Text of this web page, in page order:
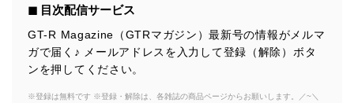
◼︎ 目次配信サービス
GT-R Magazine（GTRマガジン）最新号の情報がメルマ
ガで届く♪ メールアドレスを入力して登録（解除）ボタ
ンを押してください。
※登録は無料です ※登録・解除は、各雑誌の商品ページからお願いします。／~＼